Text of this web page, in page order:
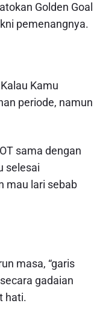
Golden Goal
pemenangnya.
Kamu
periode, namun
sama dengan
selesai
mau lari sebab
masa, “garis
gadaian
hati.